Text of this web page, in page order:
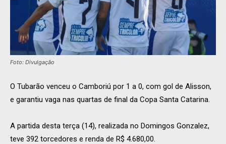
Foto: Divulgação
O Tubarão venceu o Camboriú por 1 a 0, com gol de Alisson,
e garantiu vaga nas quartas de final da Copa Santa Catarina.
A partida desta terça (14), realizada no Domingos Gonzalez,
teve 392 torcedores e renda de R$ 4.680,00.